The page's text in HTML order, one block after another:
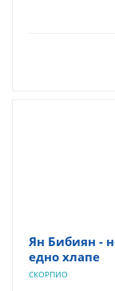
Ян Бибиян -
едно хлапе
СКОРПИО